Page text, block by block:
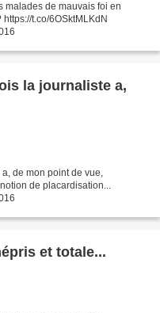
malades de mauvais foi en
t.co/6OSktMLKdN
la journaliste a,
de mon point de vue,
de placardisation...
et totale...